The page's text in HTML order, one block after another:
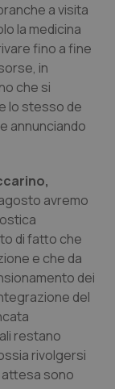
Ulcerosa
a visita
la medicina
fino a fine
in
che si
lo stesso de
annunciando
avremo
di fatto che
e che da
dei
del
restano
rivolgersi
sono